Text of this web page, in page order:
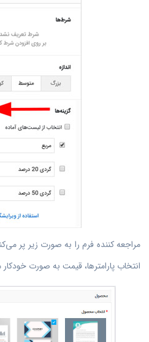
مراجعه کننده فرم را به صورت زیر پر
انتخاب پارامترها، قیمت به صورت